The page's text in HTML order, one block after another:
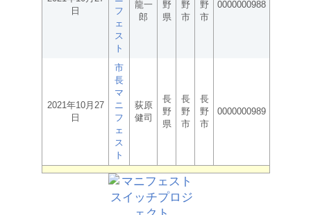
日
フ
ェ
ス
ト
龍一
郎
野
県
野
市
野
市
0000000988
2021年10月27
日
市
長
マ
ニ
フ
ェ
ス
ト
荻原
健司
長
野
県
長
野
市
長
野
市
0000000989